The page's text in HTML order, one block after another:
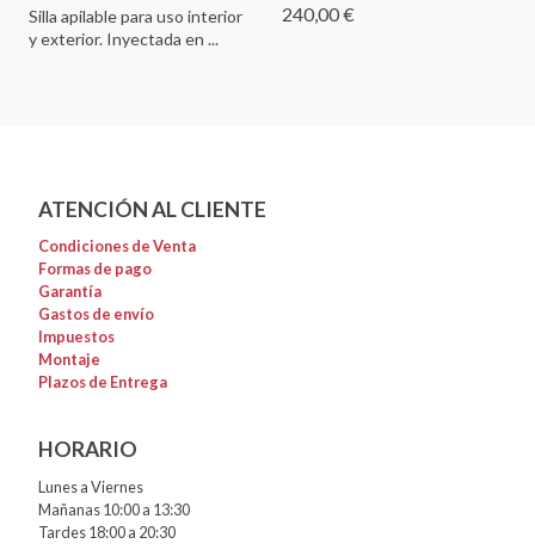
Silla apilable para uso interior
y exterior. Inyectada en ...
240,00 €
ATENCIÓN AL CLIENTE
Condiciones de Venta
Formas de pago
Garantía
Gastos de envío
Impuestos
Montaje
Plazos de Entrega
HORARIO
Lunes a Viernes
Mañanas 10:00 a 13:30
Tardes 18:00 a 20:30